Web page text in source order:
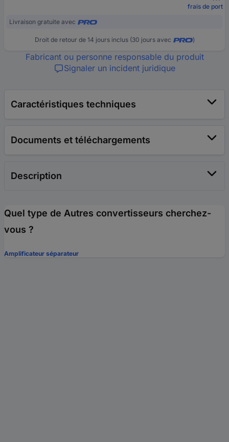
frais de port
Livraison gratuite avec
Droit de retour de 14 jours inclus (30 jours avec )
Fabricant ou personne responsable du produit
Signaler un incident juridique
Caractéristiques techniques
Documents et téléchargements
Description
Quel type de Autres convertisseurs cherchez-
vous ?
Amplificateur séparateur